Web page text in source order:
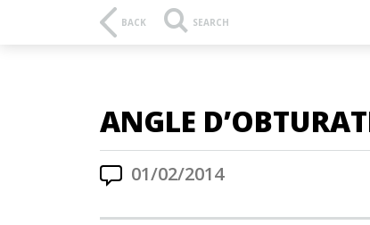
BACK SEARCH
ANGLE
01/02/2014